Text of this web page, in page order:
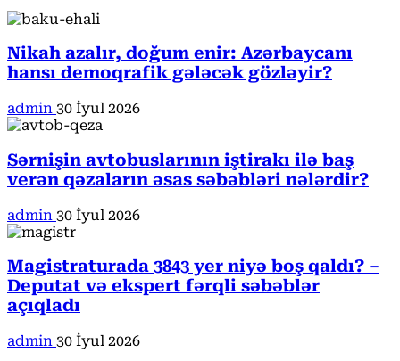
Nikah azalır, doğum enir: Azərbaycanı
hansı demoqrafik gələcək gözləyir?
admin 30 İyul 2026
Sərnişin avtobuslarının iştirakı ilə baş
verən qəzaların əsas səbəbləri nələrdir?
admin 30 İyul 2026
Magistraturada 3843 yer niyə boş qaldı? –
Deputat və ekspert fərqli səbəblər
açıqladı
admin 30 İyul 2026